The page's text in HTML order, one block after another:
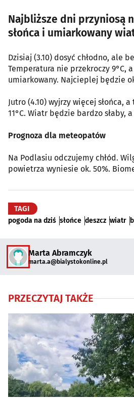
Najbliższe dni przyniosą
słońca i umiarkowany
Dzisiaj (3.10) dosyć chłodno, ale
Temperatura nie przekroczy 9°C,
umiarkowany. Najcieplej będzie
Jutro (4.10) wyjrzy więcej słońca,
11°C. Wiatr będzie bardzo słaby,
Prognoza dla meteopatów
Na Podlasiu odczujemy chłód.
powietrza wyniesie ok. 50%.
TAGI
pogoda na dziś słońce deszcz wiatr
Marta Abramczyk
marta.a@bialystokonline.pl
PRZECZYTAJ TAKŻE